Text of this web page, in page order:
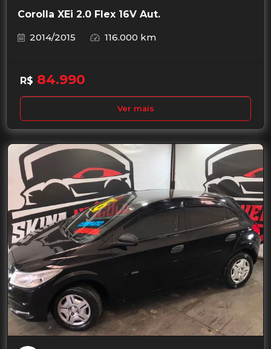
Corolla XEi 2.0 Flex 16V Aut.
2014/2015
116.000 km
R$ 84.990
Ver mais